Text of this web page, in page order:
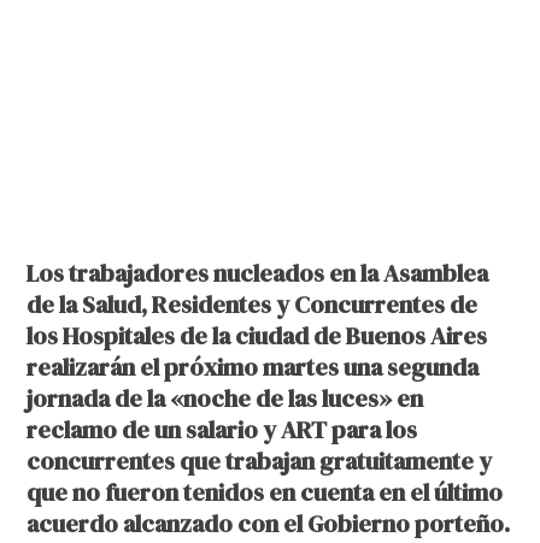
Los trabajadores nucleados en la Asamblea
de la Salud, Residentes y Concurrentes de
los Hospitales de la ciudad de Buenos Aires
realizarán el próximo martes una segunda
jornada de la «noche de las luces» en
reclamo de un salario y ART para los
concurrentes que trabajan gratuitamente y
que no fueron tenidos en cuenta en el último
acuerdo alcanzado con el Gobierno porteño.